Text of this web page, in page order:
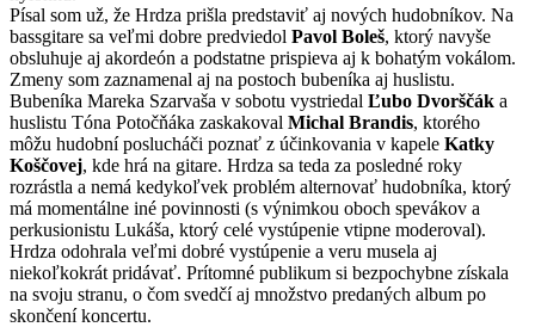
Písal som už, že Hrdza prišla predstaviť aj nových hudobníkov. Na
bassgitare sa veľmi dobre predviedol Pavol Boleš, ktorý navyše
obsluhuje aj akordeón a podstatne prispieva aj k bohatým vokálom.
Zmeny som zaznamenal aj na postoch bubeníka aj huslistu.
Bubeníka Mareka Szarvaša v sobotu vystriedal Ľubo Dvorščák a
huslistu Tóna Potočňáka zaskakoval Michal Brandis, ktorého
môžu hudobní poslucháči poznať z účinkovania v kapele Katky
Koščovej, kde hrá na gitare. Hrdza sa teda za posledné roky
rozrástla a nemá kedykoľvek problém alternovať hudobníka, ktorý
má momentálne iné povinnosti (s výnimkou oboch spevákov a
perkusionistu Lukáša, ktorý celé vystúpenie vtipne moderoval).
Hrdza odohrala veľmi dobré vystúpenie a veru musela aj
niekoľkokrát pridávať. Prítomné publikum si bezpochybne získala
na svoju stranu, o čom svedčí aj množstvo predaných album po
skončení koncertu.